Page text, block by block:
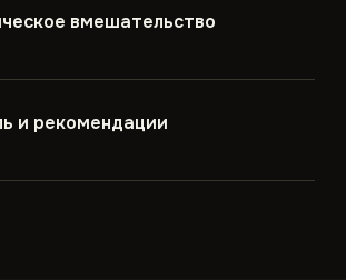
вмешательство
и рекомендации